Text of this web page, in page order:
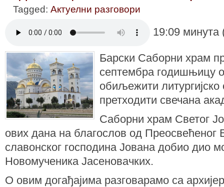
Tagged: Актуелни разговори
19:09
Барски Саборни храм
септембра годишњицу
обиљежити
претходити свечана
Саборни храм Светог
ових дана на благослов од Преосвећеног
славонског господина Јована добио дио
Новомученика Јасеновачких.
О овим догађајима разговарамо са